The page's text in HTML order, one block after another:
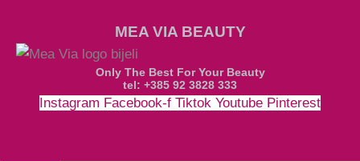
MEA VIA BEAUTY
Only The Best For Your Beauty
tel: +385 92 3828 333
Instagram Facebook-f Tiktok Youtube Pinterest